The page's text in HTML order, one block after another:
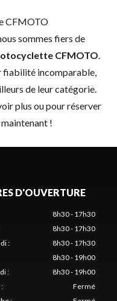
CFMOTO
sommes fiers de
CFMOTO.
fiabilité incomparable,
de leur catégorie.
plus ou pour réserver
!
D'OUVERTURE
8h30 - 17h30
8h30 - 17h30
:
8h30 - 17h30
8h30 - 19h00
:
8h30 - 19h00
:
Fermé